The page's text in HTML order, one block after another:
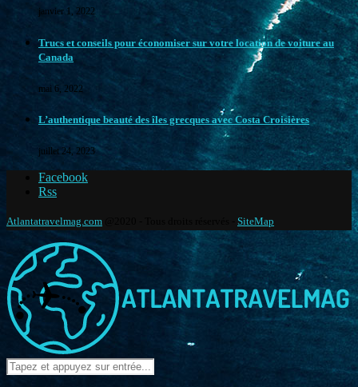
janvier 1, 2022
Trucs et conseils pour économiser sur votre location de voiture au
Canada
mai 6, 2022
L’authentique beauté des îles grecques avec Costa Croisières
juillet 24, 2023
Facebook
Rss
Atlantatravelmag.com SiteMap